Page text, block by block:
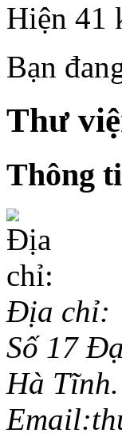
Hiện 41
Bạn
Thư
Thông
Địa chỉ:
Số 17
Hà Tĩnh.